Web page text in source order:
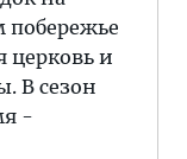
церковь и
В сезон
-